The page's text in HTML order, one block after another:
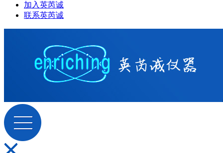
加入英芮诚
联系英芮诚